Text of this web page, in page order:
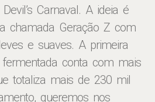
Carnaval. A ideia é
chamada Geração Z com
e suaves. A primeira
conta com mais
totaliza mais de 230 mil
queremos nos